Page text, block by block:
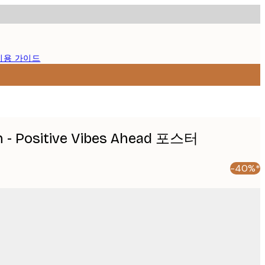
용 가이드
Positive Vibes Ahead 포스터
-40%*